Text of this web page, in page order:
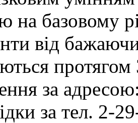
на базовому
від
протягом
за
за тел. 2-